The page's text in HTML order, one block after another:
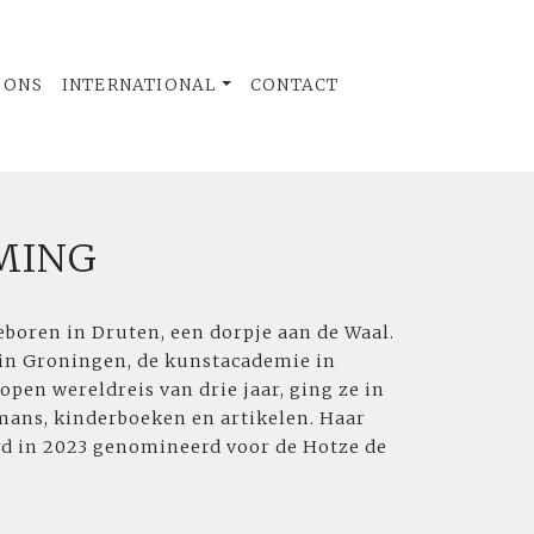
INTERNATIONAL CONTACT
in Druten, een dorpje aan de Waal.
Groningen, de kunstacademie in
wereldreis van drie jaar, ging ze in
kinderboeken en artikelen. Haar
in 2023 genomineerd voor de Hotze de